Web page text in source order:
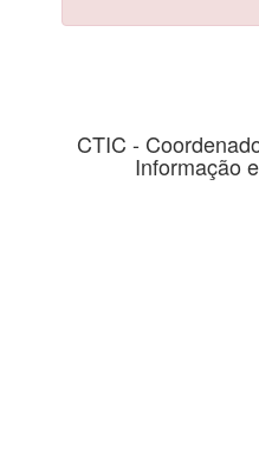
CTIC -
Informação